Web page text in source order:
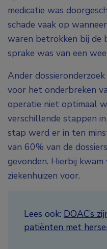
medicatie was
schade vaak op
waren betrokken bij de
sprake was van een
Ander
voor het onderbreken
operatie niet optimaal
verschillende stappen
stap werd er in ten
van 60% van de
gevonden. Hierbij
ziekenhuizen voor.
Lees ook: DOAC’s
patiënten met